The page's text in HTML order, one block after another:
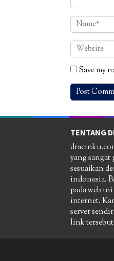
Save my
TENTANG
yang
sesuaikan
indonesia.
pada web
internet.
server
link